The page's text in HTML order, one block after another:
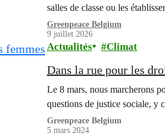
salles de classe ou les
Greenpeace Belgium
9 juillet 2026
Actualités Climat
Dans la rue pour les
Le 8 mars, nous marcherons
questions de justice sociale, y
Greenpeace Belgium
5 mars 2024